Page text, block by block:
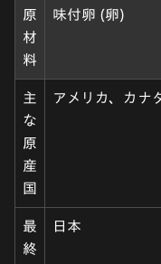
原
材
料
味付卵 (卵)
主
な
原
産
国
アメリカ、カナ
最
終
日本